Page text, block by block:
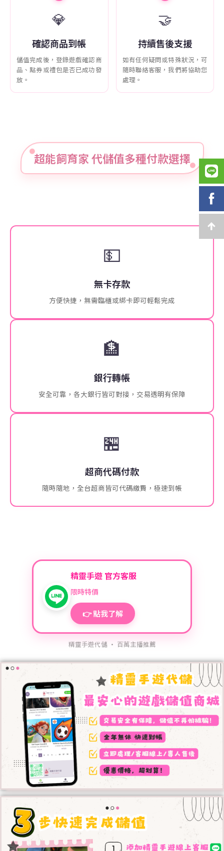
💎
確認商品到帳
儲值完成後，登錄遊戲確認商
品、點券或禮包是否已成功發
放。
🤝
持續售後支援
如有任何疑問或特殊狀況，可
隨時聯絡客服，我們將協助您
處理。
超能飼育家 代儲值多種付款選擇
💵
無卡存款
方便快捷，無需臨櫃或綁卡即可輕鬆完成
🏦
銀行轉帳
安全可靠，各大銀行皆可對接，交易透明有保障
🏪
超商代碼付款
隨時隨地，全台超商皆可代碼繳費，極速到帳
精靈手遊 官方客服
限時特價
👉 點我了解
精靈手遊代儲 · 百萬主播推薦